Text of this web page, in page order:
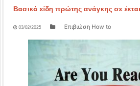
Βασικά είδη πρώτης ανάγκης σε
03/02/2025 Επιβιώση How to